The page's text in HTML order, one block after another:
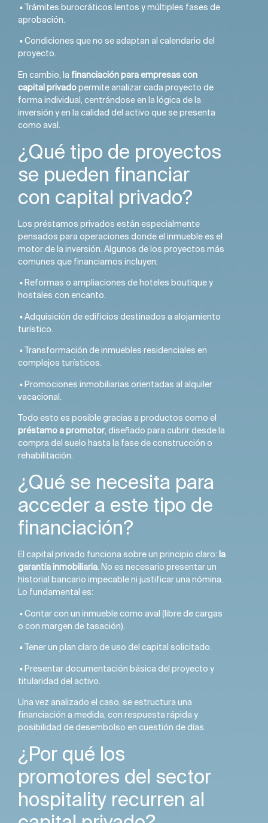
▪️ Trámites burocráticos lentos y múltiples fases de
aprobación.
▪️ Condiciones que no se adaptan al calendario del
proyecto.
En cambio, la financiación para empresas con
capital privadopermite analizar cada proyecto de
forma individual, centrándose en la lógica de la
inversión y en la calidad del activo que se presenta
como aval.
¿Qué tipo de proyectos
se pueden financiar
con capital privado?
Los préstamos privados están especialmente
pensados para operaciones donde el inmueble es el
motor de la inversión. Algunos de los proyectos más
comunes que financiamos incluyen:
▪️ Reformas o ampliaciones de hoteles boutique y
hostales con encanto.
▪️ Adquisición de edificios destinados a alojamiento
turístico.
▪️ Transformación de inmuebles residenciales en
complejos turísticos.
▪️ Promociones inmobiliarias orientadas al alquiler
vacacional.
Todo esto es posible gracias a productos como el
préstamo a promotor , diseñado para cubrir desde la
compra del suelo hasta la fase de construcción o
rehabilitación.
¿Qué se necesita para
acceder a este tipo de
financiación?
El capital privado funciona sobre un principio claro: la
garantía inmobiliaria. No es necesario presentar un
historial bancario impecable ni justificar una nómina.
Lo fundamental es:
▪️ Contar con un inmueble como aval (libre de cargas
o con margen de tasación).
▪️ Tener un plan claro de uso del capital solicitado.
▪️ Presentar documentación básica del proyecto y
titularidad del activo.
Una vez analizado el caso, se estructura una
financiación a medida, con respuesta rápida y
posibilidad de desembolso en cuestión de días.
¿Por qué los
promotores del sector
hospitality recurren al